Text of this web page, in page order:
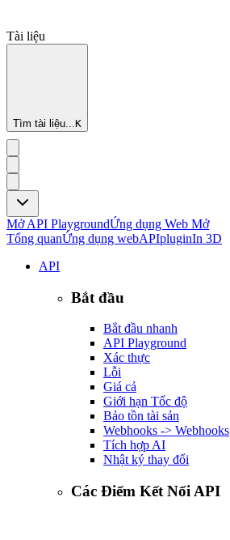
Tài liệu
Tìm tài liệu...K
Mở API PlaygroundỨng dụng Web Mở
Tổng quanỨng dụng webAPIpluginIn 3D
API
Bắt đầu
Bắt đầu nhanh
API Playground
Xác thực
Lỗi
Giá cả
Giới hạn Tốc độ
Bảo tồn tài sản
Webhooks -> Webhooks
Tích hợp AI
Nhật ký thay đổi
Các Điểm Kết Nối API